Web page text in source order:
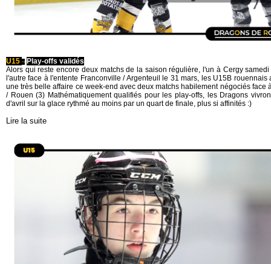
U15 ~ Play-offs validés
Alors qui reste encore deux matchs de la saison régulière, l'un à Cergy
l'autre face à l'entente Franconville / Argenteuil le 31 mars, les U15B rouennais
une très belle affaire ce week-end avec deux matchs habilement négociés face
/ Rouen (3) Mathématiquement qualifiés pour les play-offs, les Dragons
d'avril sur la glace rythmé au moins par un quart de finale, plus si affinités :)
Lire la suite